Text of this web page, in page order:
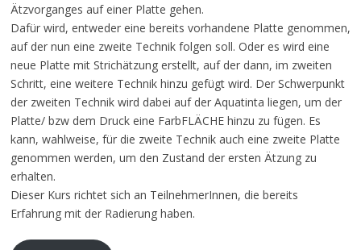
Ätzvorganges auf einer Platte gehen.
Dafür wird, entweder eine bereits vorhandene Platte genommen,
auf der nun eine zweite Technik folgen soll. Oder es wird eine
neue Platte mit Strichätzung erstellt, auf der dann, im zweiten
Schritt, eine weitere Technik hinzu gefügt wird. Der Schwerpunkt
der zweiten Technik wird dabei auf der Aquatinta liegen, um der
Platte/ bzw dem Druck eine FarbFLÄCHE hinzu zu fügen. Es
kann, wahlweise, für die zweite Technik auch eine zweite Platte
genommen werden, um den Zustand der ersten Ätzung zu
erhalten.
Dieser Kurs richtet sich an TeilnehmerInnen, die bereits
Erfahrung mit der Radierung haben.